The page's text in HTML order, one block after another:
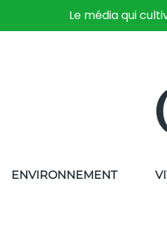
Le média qui
ENVIRONNEMENT